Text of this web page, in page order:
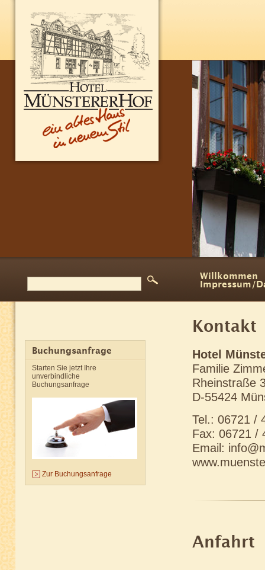
Willkommen
Impressum/
Buchungsanfrage
Starten Sie jetzt Ihre
unverbindliche
Buchungsanfrage
Zur Buchungsanfrage
Kontakt
Hotel
Familie
Rheinstraße
D-55424
Tel.: 06721 /
Fax: 06721 /
Email:
Anfahrt